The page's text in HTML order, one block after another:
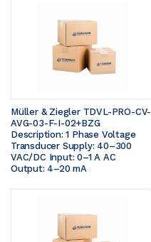
Müller & Ziegler TDVL-PRO-CV-
AVG-03-F-I-02+BZG
Description: 1 Phase Voltage
Transducer Supply: 40–300
VAC/DC Input: 0–1 A AC
Output: 4–20 mA